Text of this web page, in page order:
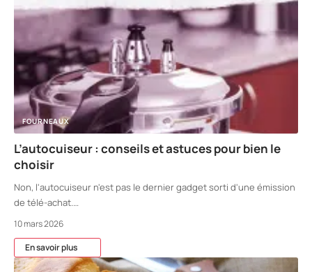
FOURNEAUX
L’autocuiseur : conseils et astuces pour bien le
choisir
Non, l'autocuiseur n'est pas le dernier gadget sorti d'une émission
de télé-achat.…
10 mars 2026
En savoir plus